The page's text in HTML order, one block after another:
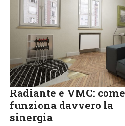
Radiante e VMC: come
funziona davvero la
sinergia